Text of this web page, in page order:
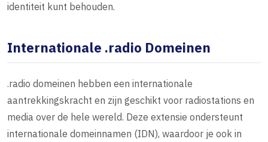
identiteit kunt behouden.
Internationale .radio Domeinen
.radio domeinen hebben een internationale
aantrekkingskracht en zijn geschikt voor radiostations en
media over de hele wereld. Deze extensie ondersteunt
internationale domeinnamen (IDN), waardoor je ook in